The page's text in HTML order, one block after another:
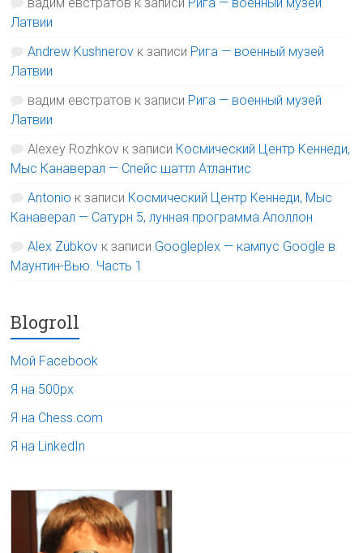
Латвии
Andrew Kushnerov к записи Рига — военный музей
Латвии
вадим евстратов к записи Рига — военный музей
Латвии
Alexey Rozhkov к записи Космический Центр Кеннеди,
Мыс Канаверал — Спейс шаттл Атлантис
Antonio к записи Космический Центр Кеннеди, Мыс
Канаверал — Сатурн 5, лунная программа Аполлон
Alex Zubkov к записи Googleplex — кампус Google в
Маунтин-Вью. Часть 1
Blogroll
Мой Facebook
Я на 500px
Я на Chess.com
Я на LinkedIn